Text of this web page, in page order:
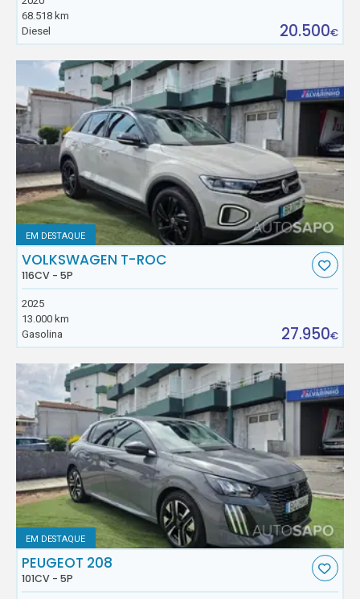
68.518 km
Diesel
20.500€
EM DESTAQUE
VOLKSWAGEN T-ROC
116CV - 5P
2025
13.000 km
Gasolina
27.950€
EM DESTAQUE
PEUGEOT 208
101CV - 5P